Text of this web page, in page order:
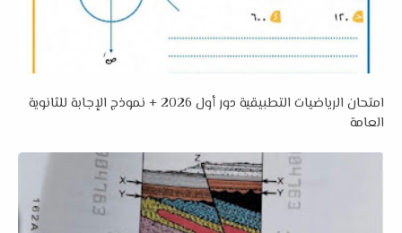
امتحان الرياضيات التطبيقية دور أول 2026 + نموذج الإجابة للثانوية
العامة